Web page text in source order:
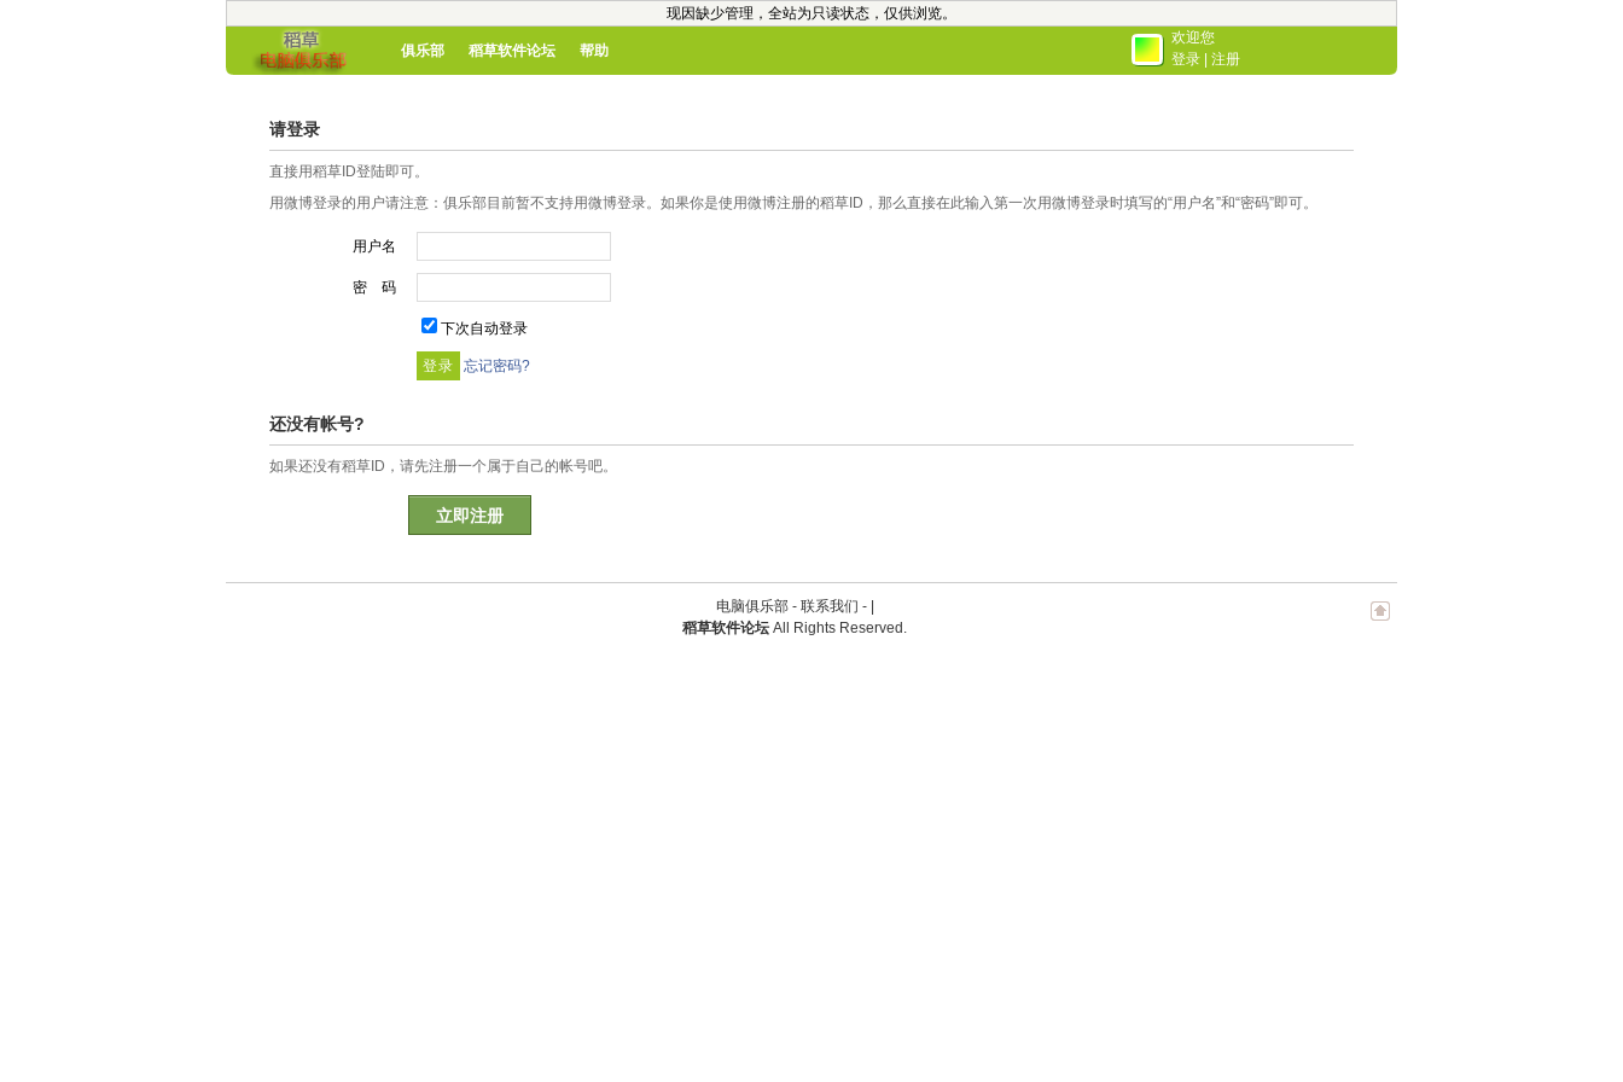
现因缺少管理，全站为只读状态，仅供浏览。
俱乐部 稻草软件论坛 帮助
欢迎您
登录
注册
请登录
直接用稻草ID登陆即可。
用微博登录的用户请注意：俱乐部目前暂不支持用微博登录。如果你是使用微博注册的稻草ID，那么直接在此输入第一次用微博登录时填写的“用户名”和“密码”即可。
用户名
密 码
下次自动登录
忘记密码?
还没有帐号?
如果还没有稻草ID，请先注册一个属于自己的帐号吧。
立即注册
电脑俱乐部 - 联系我们 -
稻草软件论坛 All Rights Reserved.